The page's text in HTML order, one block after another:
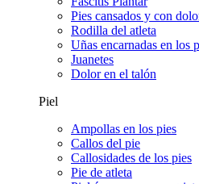
Pies cansados y con
Rodilla del atleta
Uñas encarnadas en los
Juanetes
Dolor en el talón
Piel
Ampollas en los pies
Callos del pie
Callosidades de los pies
Pie de atleta